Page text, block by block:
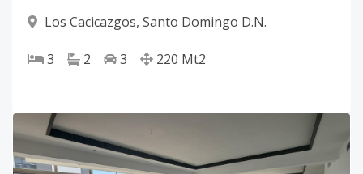
Los Cacicazgos, Santo Domingo D.N.
3 2 3 220 Mt2